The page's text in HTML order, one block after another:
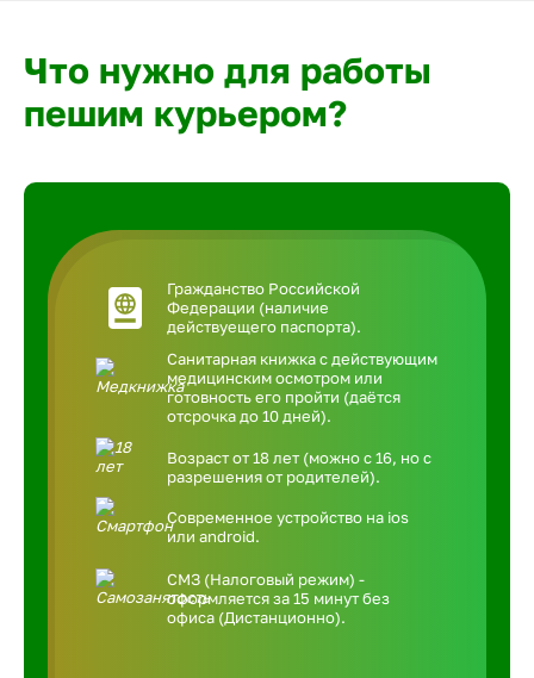
Что нужно для работы
пешим курьером?
Гражданство Российской
Федерации (наличие
действуещего паспорта).
Санитарная книжка с действующим
медицинским осмотром или
готовность его пройти (даётся
отсрочка до 10 дней).
Возраст от 18 лет (можно с 16, но с
разрешения от родителей).
Современное устройство на ios
или android.
СМЗ (Налоговый режим) -
оформляется за 15 минут без
офиса (Дистанционно).